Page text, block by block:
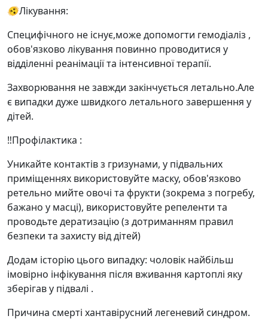
🫨Лікування:
Специфічного не існує,може допомогти гемодіаліз ,
обов'язково лікування повинно проводитися у
відділенні реанімації та інтенсивної терапії.
Захворювання не завжди закінчується летально.Але
є випадки дуже швидкого летального завершення у
дітей.
‼️Профілактика :
Уникайте контактів з гризунами, у підвальних
приміщеннях використовуйте маску, обов'язково
ретельно мийте овочі та фрукти (зокрема з погребу,
бажано у масці), використовуйте репеленти та
проводьте дератизацію (з дотриманням правил
безпеки та захисту від дітей)
Додам історію цього випадку: чоловік найбільш
імовірно інфікування після вживання картоплі яку
зберігав у підвалі .
Причина смерті хантавірусний легеневий синдром.